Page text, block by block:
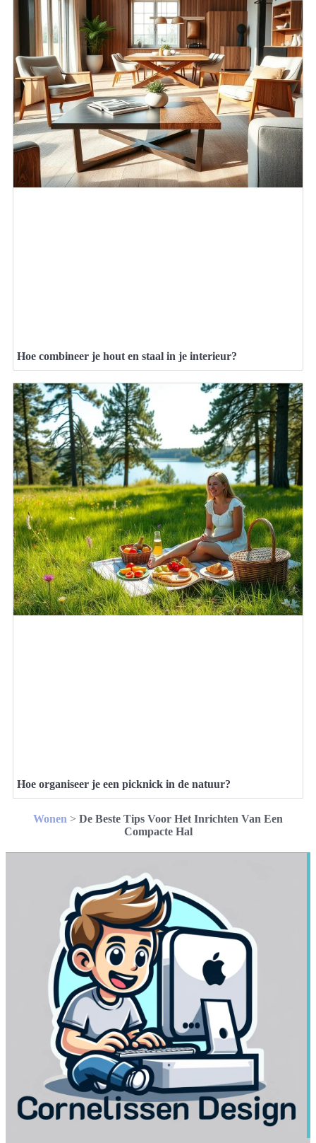
Hoe combineer je hout en staal in je interieur?
Hoe organiseer je een picknick in de natuur?
Wonen > De Beste Tips Voor Het Inrichten Van Een
Compacte Hal